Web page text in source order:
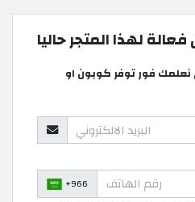
لهذا المتجر حاليا
نعلمك فور توفر كوبون او
+966